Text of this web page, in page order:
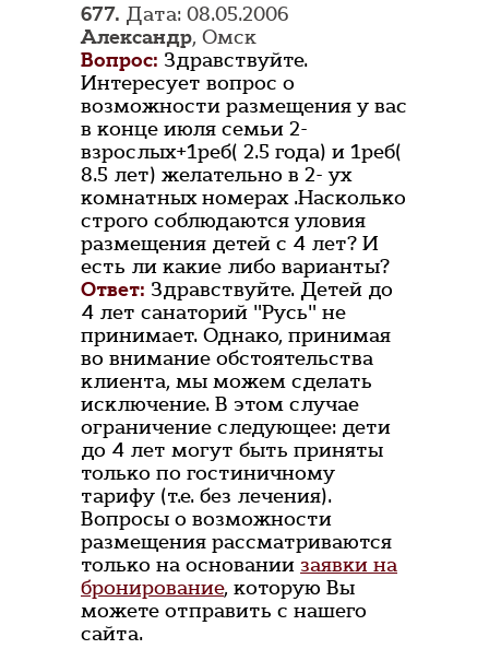
677. Дата: 08.05.2006
Александр, Омск
Вопрос: Здравствуйте.
Интересует вопрос о
возможности размещения у вас
в конце июля семьи 2-
взрослых+1реб( 2.5 года) и 1реб(
8.5 лет) желательно в 2- ух
комнатных номерах .Насколько
строго соблюдаются уловия
размещения детей с 4 лет? И
есть ли какие либо варианты?
Ответ: Здравствуйте. Детей до
4 лет санаторий "Русь" не
принимает. Однако, принимая
во внимание обстоятельства
клиента, мы можем сделать
исключение. В этом случае
ограничение следующее: дети
до 4 лет могут быть приняты
только по гостиничному
тарифу (т.е. без лечения).
Вопросы о возможности
размещения рассматриваются
только на основании заявки на
бронирование, которую Вы
можете отправить с нашего
сайта.